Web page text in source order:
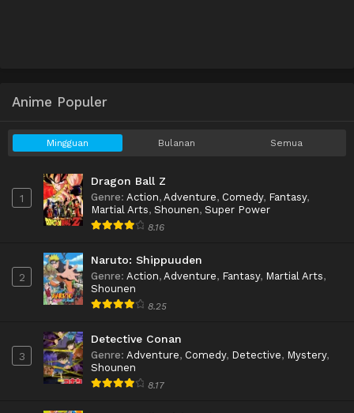
Anime Populer
Mingguan Bulanan Semua
1
Dragon Ball Z
Genre: Action, Adventure, Comedy, Fantasy,
Martial Arts, Shounen, Super Power
8.16
2
Naruto: Shippuuden
Genre: Action, Adventure, Fantasy, Martial Arts,
Shounen
8.25
3
Detective Conan
Genre: Adventure, Comedy, Detective, Mystery,
Shounen
8.17